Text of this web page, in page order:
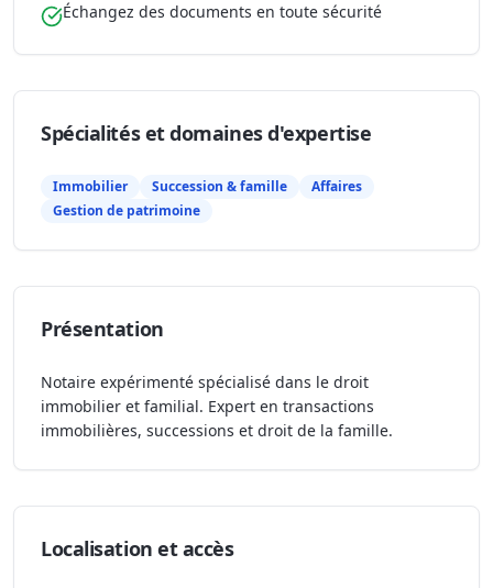
Échangez des documents en toute sécurité
Spécialités et domaines d'expertise
Immobilier Succession & famille
Affaires
Gestion de patrimoine
Présentation
Notaire expérimenté spécialisé dans le droit
immobilier et familial. Expert en transactions
immobilières, successions et droit de la famille.
Localisation et accès